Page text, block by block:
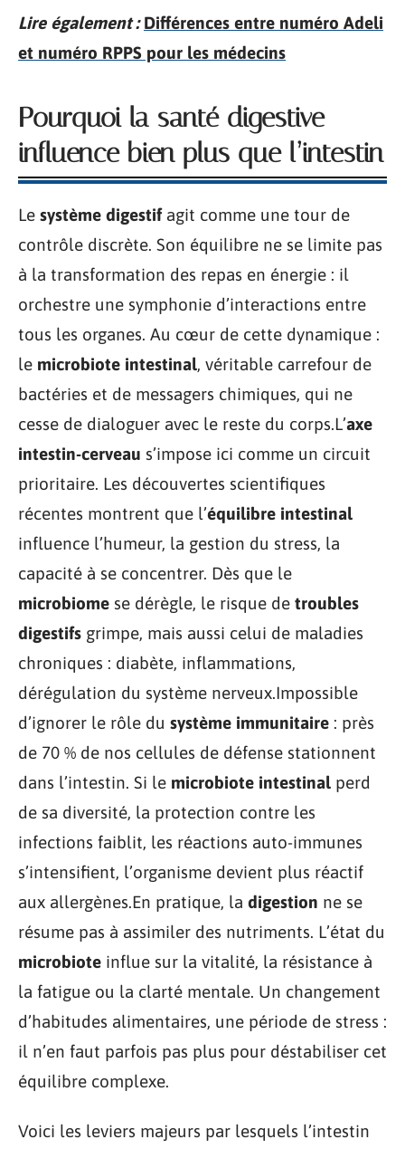
Lire également : Différences entre numéro Adeli
et numéro RPPS pour les médecins
Pourquoi la santé digestive
influence bien plus que l’intestin
Le système digestifagit comme une tour de
contrôle discrète. Son équilibre ne se limite pas
à la transformation des repas en énergie : il
orchestre une symphonie d’interactions entre
tous les organes. Au cœur de cette dynamique :
le microbiote intestinal, véritable carrefour de
bactéries et de messagers chimiques, qui ne
cesse de dialoguer avec le reste du corps.L’axe
intestin-cerveau s’impose ici comme un circuit
prioritaire. Les découvertes scientifiques
récentes montrent que l’équilibre intestinal
influence l’humeur, la gestion du stress, la
capacité à se concentrer. Dès que le
microbiome se dérègle, le risque de troubles
digestifs grimpe, mais aussi celui de maladies
chroniques : diabète, inflammations,
dérégulation du système nerveux.Impossible
d’ignorer le rôle du système immunitaire : près
de 70 % de nos cellules de défense stationnent
dans l’intestin. Si le microbiote intestinal perd
de sa diversité, la protection contre les
infections faiblit, les réactions auto-immunes
s’intensifient, l’organisme devient plus réactif
aux allergènes.En pratique, la digestion ne se
résume pas à assimiler des nutriments. L’état du
microbiote influe sur la vitalité, la résistance à
la fatigue ou la clarté mentale. Un changement
d’habitudes alimentaires, une période de stress :
il n’en faut parfois pas plus pour déstabiliser cet
équilibre complexe.
Voici les leviers majeurs par lesquels l’intestin